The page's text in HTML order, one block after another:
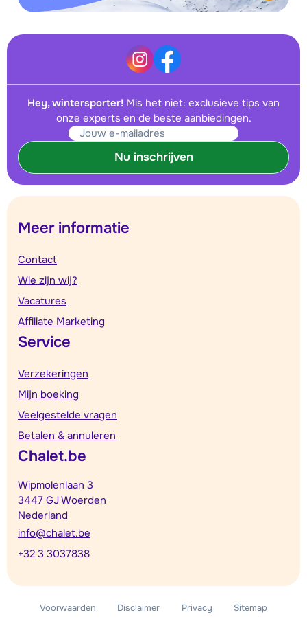
Hey, wintersporter! Mis het niet: exclusieve tips van
onze experts en de beste aanbiedingen.
Nu inschrijven
Meer informatie
Contact
Wie zijn wij?
Vacatures
Affiliate Marketing
Service
Verzekeringen
Mijn boeking
Veelgestelde vragen
Betalen & annuleren
Chalet.be
Wipmolenlaan 3
3447 GJ Woerden
Nederland
info@chalet.be
+32 3 3037838
Voorwaarden Disclaimer Privacy Sitemap